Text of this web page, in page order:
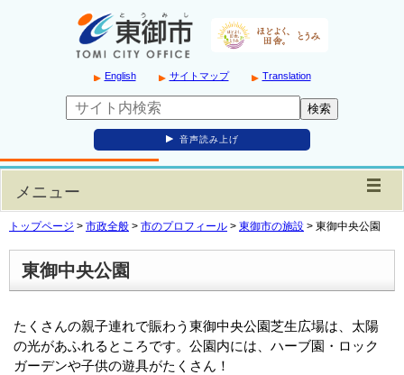
English サイトマップ Translation
音声読み上げ
メニュー
トップページ > 市政全般 > 市のプロフィール > 東御市の施設 > 東御中央公園
東御中央公園
たくさんの親子連れで賑わう東御中央公園芝生広場は、太陽
の光があふれるところです。公園内には、ハーブ園・ロック
ガーデンや子供の遊具がたくさん！